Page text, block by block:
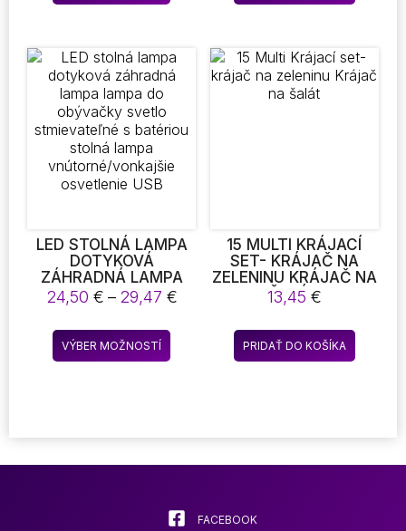
ĎALŠÍCH PRIESTOROV
variantov.
Možnosti
môžete
vybrať
na
LED STOLNÁ LAMPA
DOTYKOVÁ
ZÁHRADNÁ LAMPA
LAMPA DO
OBÝVAČKY SVETLO
STMIEVATEĽNÉ S
BATÉRIOU STOLNÁ
LAMPA
24,50 € – 29,47 €Price
24,50 €
through
VÝBER MOŽNOSTÍ
Tento
produkt
Možnosti
na
15 MULTI KRÁJACÍ
SET- KRÁJAČ NA
ZELENINU KRÁJAČ NA
ŠALÁT
13,45 €
PRIDAŤ DO KOŠÍKA
FACEBOOK